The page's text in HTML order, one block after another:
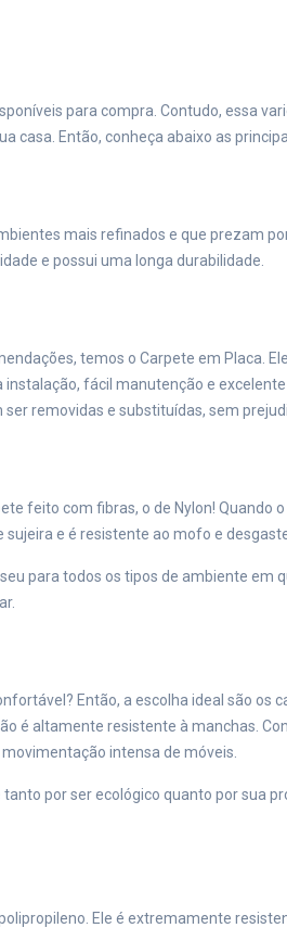
para compra. Contudo, essa
casa. Então, conheça abaixo as
mais refinados e que prezam
e possui uma longa durabilidade.
temos o Carpete em Placa.
fácil manutenção e
removidas e substituídas, sem
feito com fibras, o de Nylon! Quando
e é resistente ao mofo e
para todos os tipos de ambiente em
Então, a escolha ideal são os
é altamente resistente à manchas.
intensa de móveis.
por ser ecológico quanto por sua
Ele é extremamente